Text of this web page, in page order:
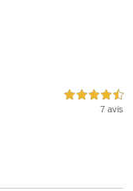
4,5 étoiles sur 5
7 avis